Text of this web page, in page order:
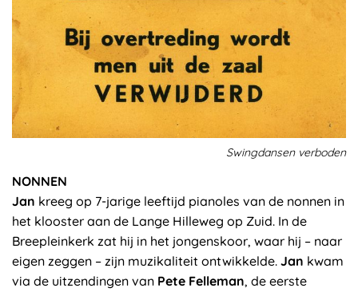
Swingdansen verboden
NONNEN
Jan kreeg op 7-jarige leeftijd pianoles van de nonnen in
het klooster aan de Lange Hilleweg op Zuid. In de
Breepleinkerk zat hij in het jongenskoor, waar hij – naar
eigen zeggen – zijn muzikaliteit ontwikkelde. Jan kwam
via de uitzendingen van Pete Felleman, de eerste